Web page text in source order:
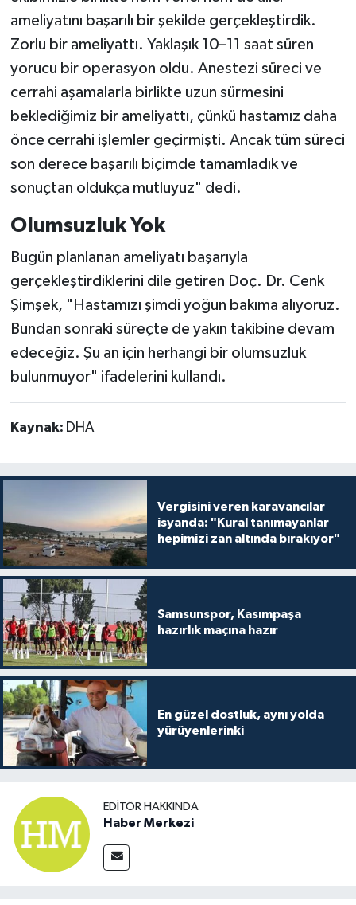
ameliyatını başarılı bir şekilde gerçekleştirdik.
Zorlu bir ameliyattı. Yaklaşık 10–11 saat süren
yorucu bir operasyon oldu. Anestezi süreci ve
cerrahi aşamalarla birlikte uzun sürmesini
beklediğimiz bir ameliyattı, çünkü hastamız daha
önce cerrahi işlemler geçirmişti. Ancak tüm süreci
son derece başarılı biçimde tamamladık ve
sonuçtan oldukça mutluyuz" dedi.
Olumsuzluk Yok
Bugün planlanan ameliyatı başarıyla
gerçekleştirdiklerini dile getiren Doç. Dr. Cenk
Şimşek, "Hastamızı şimdi yoğun bakıma alıyoruz.
Bundan sonraki süreçte de yakın takibine devam
edeceğiz. Şu an için herhangi bir olumsuzluk
bulunmuyor" ifadelerini kullandı.
Kaynak: DHA
Vergisini veren karavancılar
isyanda: "Kural tanımayanlar
hepimizi zan altında bırakıyor"
Samsunspor, Kasımpaşa
hazırlık maçına hazır
En güzel dostluk, aynı yolda
yürüyenlerinki
EDITÖR HAKKINDA
Haber Merkezi